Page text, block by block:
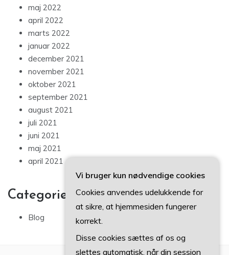
maj 2022
april 2022
marts 2022
januar 2022
december 2021
november 2021
oktober 2021
september 2021
august 2021
juli 2021
juni 2021
maj 2021
april 2021
Categories
Blog
Vi bruger kun nødvendige cookies
Cookies anvendes udelukkende for
at sikre, at hjemmesiden fungerer
korrekt.
Disse cookies sættes af os og
slettes automatisk, når din session